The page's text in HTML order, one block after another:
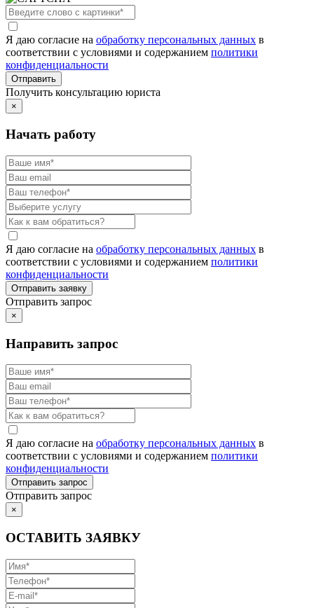
Я даю согласие на обработку персональных данных в
соответствии с условиями и содержанием политики
конфиденциальности
Получить консультацию юриста
×
Начать работу
Я даю согласие на обработку персональных данных в
соответствии с условиями и содержанием политики
конфиденциальности
Отправить запрос
×
Направить запрос
Я даю согласие на обработку персональных данных в
соответствии с условиями и содержанием политики
конфиденциальности
Отправить запрос
×
ОСТАВИТЬ ЗАЯВКУ